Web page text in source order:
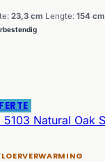
23,3 cm Lengte: 154 cm